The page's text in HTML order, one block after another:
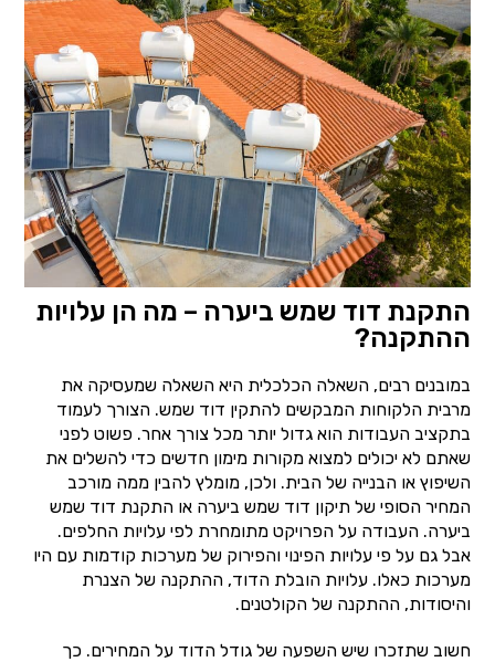
התקנת דוד שמש ביערה – מה הן עלויות
ההתקנה?
במובנים רבים, השאלה הכלכלית היא השאלה שמעסיקה את
מרבית הלקוחות המבקשים להתקין דוד שמש. הצורך לעמוד
בתקציב העבודות הוא גדול יותר מכל צורך אחר. פשוט לפני
שאתם לא יכולים למצוא מקורות מימון חדשים כדי להשלים את
השיפוץ או הבנייה של הבית. ולכן, מומלץ להבין ממה מורכב
המחיר הסופי של תיקון דוד שמש ביערה או התקנת דוד שמש
ביערה. העבודה על הפרויקט מתומחרת לפי עלויות החלפים.
אבל גם על פי עלויות הפינוי והפירוק של מערכות קודמות עם היו
מערכות כאלו. עלויות הובלת הדוד, ההתקנה של הצנרת
והיסודות, ההתקנה של הקולטנים.
חשוב שתזכרו שיש השפעה של גודל הדוד על המחירים. כך